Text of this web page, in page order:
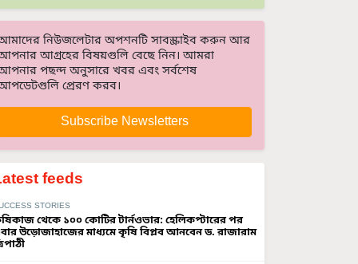
নিউজলেটার অপশনটি সাবস্ক্রাইব করুন আর
আগ্রহের বিষয়গুলি বেছে নিন। আমরা
পছন্দ অনুসারে খবর এবং সর্বশেষ
প্রেরণ করব।
Subscribe Newsletters
feeds
STORIES
থেকে ১০০ কোটির টার্নওভার: হেলিকপ্টারের পর
উড়োজাহাজের মাধ্যমে কৃষি বিপ্লব আনবেন ড. রাজারাম